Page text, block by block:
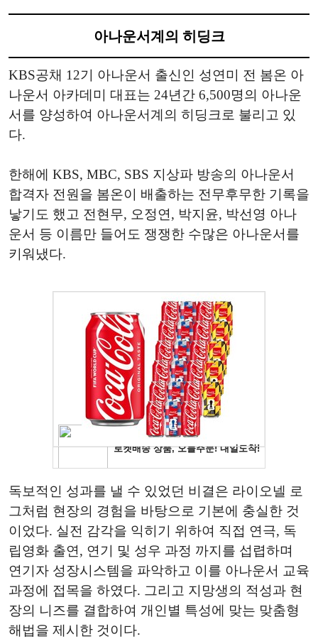
아나운서계의 히딩크
KBS공채 12기 아나운서 출신인 성연미 전 봄온 아
나운서 아카데미 대표는 24년간 6,500명의 아나운
서를 양성하여 아나운서계의 히딩크로 불리고 있
다.
한해에 KBS, MBC, SBS 지상파 방송의 아나운서
합격자 전원을 봄온이 배출하는 전무후무한 기록을
낳기도 했고 전현무, 오정연, 박지윤, 박선영 아나
운서 등 이름만 들어도 쟁쟁한 수많은 아나운서를
키워냈다.
독보적인 성과를 낼 수 있었던 비결은 라이오넬 로
그처럼 현장의 경험을 바탕으로 기본에 충실한 것
이었다. 실전 감각을 익히기 위하여 직접 연극, 독
립영화 출연, 연기 및 성우 과정 까지를 섭렵하며
연기자 성장시스템을 파악하고 이를 아나운서 교육
과정에 접목을 하였다. 그리고 지망생의 적성과 현
장의 니즈를 결합하여 개인별 특성에 맞는 맞춤형
해법을 제시한 것이다.